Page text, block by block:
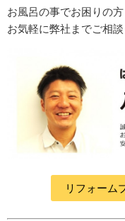
お風呂の事でお困りの
お気軽に弊社までご相談
リフォーム